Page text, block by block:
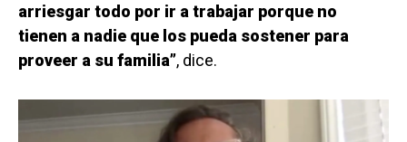
arriesgar todo por ir a trabajar porque no
tienen a nadie que los pueda sostener para
proveer a su familia”, dice.